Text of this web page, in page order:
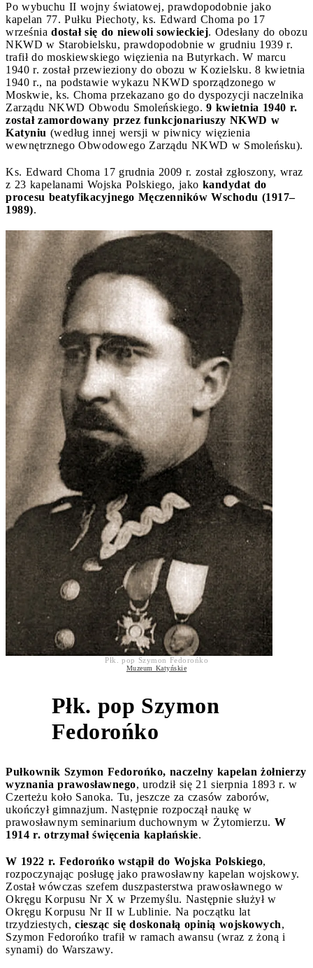
Po wybuchu II wojny światowej, prawdopodobnie jako
kapelan 77. Pułku Piechoty, ks. Edward Choma po 17
września dostał się do niewoli sowieckiej. Odesłany do obozu
NKWD w Starobielsku, prawdopodobnie w grudniu 1939 r.
trafił do moskiewskiego więzienia na Butyrkach. W marcu
1940 r. został przewieziony do obozu w Kozielsku. 8 kwietnia
1940 r., na podstawie wykazu NKWD sporządzonego w
Moskwie, ks. Choma przekazano go do dyspozycji naczelnika
Zarządu NKWD Obwodu Smoleńskiego. 9 kwietnia 1940 r.
został zamordowany przez funkcjonariuszy NKWD w
Katyniu (według innej wersji w piwnicy więzienia
wewnętrznego Obwodowego Zarządu NKWD w Smoleńsku).
Ks. Edward Choma 17 grudnia 2009 r. został zgłoszony, wraz
z 23 kapelanami Wojska Polskiego, jako kandydat do
procesu beatyfikacyjnego Męczenników Wschodu (1917–
1989).
Płk. pop Szymon Fedorońko
Muzeum Katyńskie
Płk. pop Szymon
Fedorońko
Pułkownik Szymon Fedorońko, naczelny kapelan żołnierzy
wyznania prawosławnego, urodził się 21 sierpnia 1893 r. w
Czerteżu koło Sanoka. Tu, jeszcze za czasów zaborów,
ukończył gimnazjum. Następnie rozpoczął naukę w
prawosławnym seminarium duchownym w Żytomierzu. W
1914 r. otrzymał święcenia kapłańskie.
W 1922 r. Fedorońko wstąpił do Wojska Polskiego,
rozpoczynając posługę jako prawosławny kapelan wojskowy.
Został wówczas szefem duszpasterstwa prawosławnego w
Okręgu Korpusu Nr X w Przemyślu. Następnie służył w
Okręgu Korpusu Nr II w Lublinie. Na początku lat
trzydziestych, ciesząc się doskonałą opinią wojskowych,
Szymon Fedorońko trafił w ramach awansu (wraz z żoną i
synami) do Warszawy.